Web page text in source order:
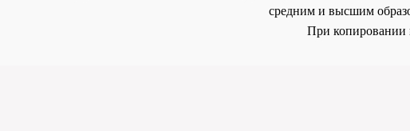
средним и высшим
При копировании